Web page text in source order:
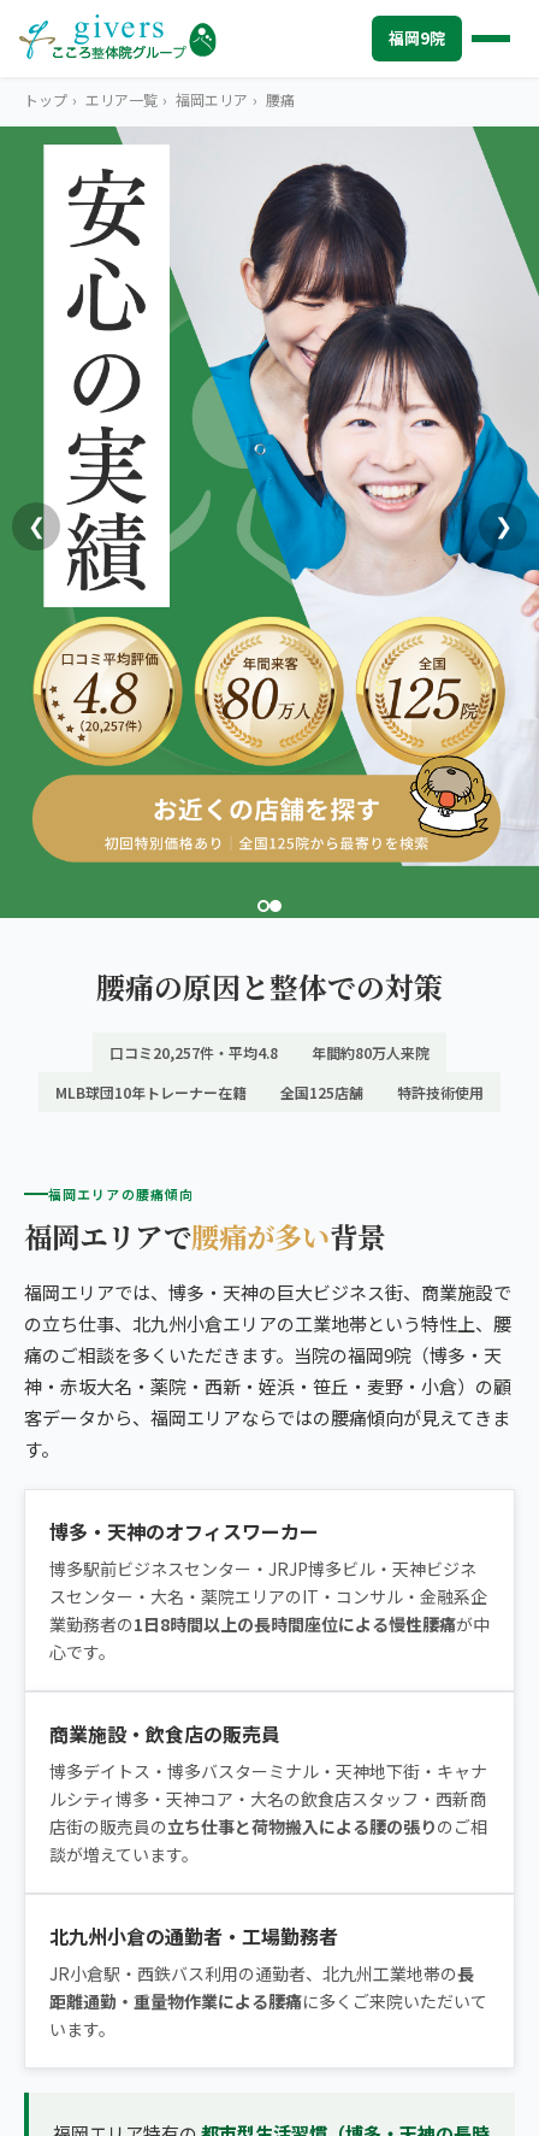
福岡9院
FUKUOKA 福岡エリアトップ
STORES 福岡9院から探す
福岡市中心部（博多・天神・大名・薬院）
こころ整骨院 天神院
こころ整骨院 赤坂大名院
世界のこころ整骨院 薬院駅ビル院
福岡市西部（西新・姪浜）
こころ整骨院 福岡西新院
こころ整体院 姪浜院
福岡市南部（笹丘・麦野）
ココロカラダメディカル整体院 イオンスタイル笹丘院
こころ整骨院 麦野院
9院の比較・選び方
SYMPTOMS 症状から探す
肩こり・首こり
頭痛・偏頭痛
膝痛
ぎっくり腰
股関節痛
五十肩
猫背・姿勢矯正
椎間板ヘルニア
福岡エリアの情報
初めての方へ
料金
アクセス・営業時間
よくある質問
ご予約・お問い合わせ
TRUST 信頼の根拠
お客様の声
スタッフ紹介
メディア掲載
医師・専門家の推薦
ABOUT US こころ整体院について
giversメソッドGIFT
研究・論文
ブランド全体トップ（全国125院）
全国の店舗一覧
福岡9院から予約する
FUKUOKA AREA
福岡の9院から、
あなたの一院を。
トップ › エリア一覧 › 福岡エリア › 腰痛
❮ ❯
腰痛の原因と整体での対策
口コミ20,257件・平均4.8
年間約80万人来院
MLB球団10年トレーナー在籍
全国125店舗 特許技術使用
福岡エリアの腰痛傾向
福岡エリアで腰痛が多い背景
福岡エリアでは、博多・天神の巨大ビジネス街、商業施設で
の立ち仕事、北九州小倉エリアの工業地帯という特性上、腰
痛のご相談を多くいただきます。当院の福岡9院（博多・天
神・赤坂大名・薬院・西新・姪浜・笹丘・麦野・小倉）の顧
客データから、福岡エリアならではの腰痛傾向が見えてきま
す。
博多・天神のオフィスワーカー
博多駅前ビジネスセンター・JRJP博多ビル・天神ビジネ
スセンター・大名・薬院エリアのIT・コンサル・金融系企
業勤務者の1日8時間以上の長時間座位による慢性腰痛が中
心です。
商業施設・飲食店の販売員
博多デイトス・博多バスターミナル・天神地下街・キャナ
ルシティ博多・天神コア・大名の飲食店スタッフ・西新商
店街の販売員の立ち仕事と荷物搬入による腰の張りのご相
談が増えています。
北九州小倉の通勤者・工場勤務者
JR小倉駅・西鉄バス利用の通勤者、北九州工業地帯の長
距離通勤・重量物作業による腰痛に多くご来院いただいて
います。